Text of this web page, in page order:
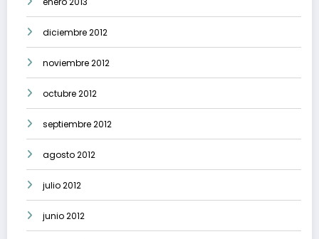
diciembre 2012
noviembre 2012
octubre 2012
septiembre 2012
agosto 2012
julio 2012
junio 2012